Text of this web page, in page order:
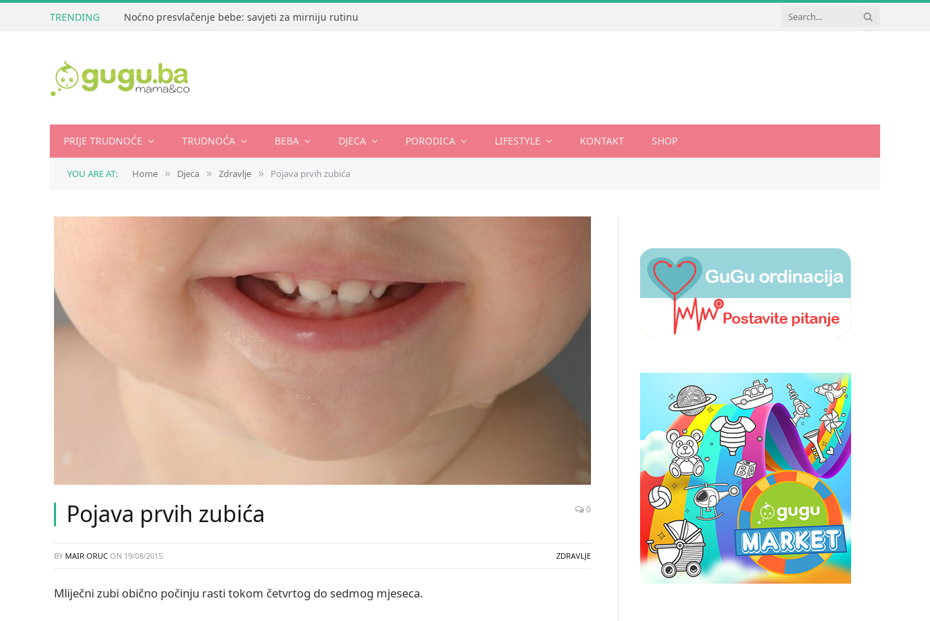
TRENDING Noćno presvlačenje bebe: savjeti za mirniju rutinu
PRIJE TRUDNOĆE TRUDNOĆA BEBA DJECA PORODICA LIFESTYLE KONTAKT SHOP
YOU ARE AT: Home » Djeca » Zdravlje » Pojava prvih zubića
Pojava prvih zubića 0
BY MAIR ORUC ON 19/08/2015 ZDRAVLJE
Mliječni zubi obično počinju rasti tokom četvrtog do sedmog mjeseca.